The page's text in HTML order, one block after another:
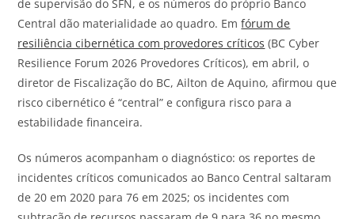
de supervisão do SFN, e os números do próprio Banco
Central dão materialidade ao quadro. Emfórum de
resiliência cibernética com provedores críticos (BC Cyber
Resilience Forum 2026 Provedores Críticos), em abril, o
diretor de Fiscalização do BC, Ailton de Aquino, afirmou que
risco cibernético é “central” e configura risco para a
estabilidade financeira.
Os números acompanham o diagnóstico: os reportes de
incidentes críticos comunicados ao Banco Central saltaram
de 20 em 2020 para 76 em 2025; os incidentes com